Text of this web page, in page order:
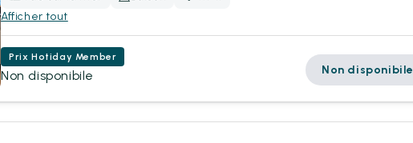
Afficher tout
Prix Hotiday Member
Non disponibile Non disponibile